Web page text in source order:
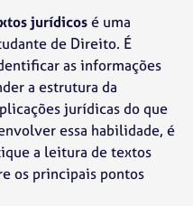
jurídicosé uma
de Direito. É
as informações
a estrutura da
jurídicas do que
essa habilidade, é
a leitura de textos
os principais pontos